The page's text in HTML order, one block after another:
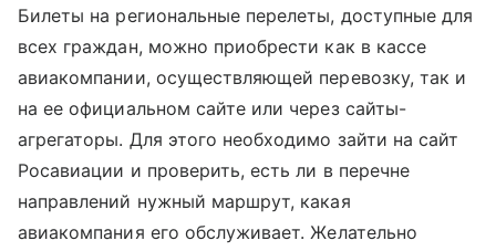
Билеты на региональные перелеты, доступные для
всех граждан, можно приобрести как в кассе
авиакомпании, осуществляющей перевозку, так и
на ее официальном сайте или через сайты-
агрегаторы. Для этого необходимо зайти на сайт
Росавиации и проверить, есть ли в перечне
направлений нужный маршрут, какая
авиакомпания его обслуживает. Желательно